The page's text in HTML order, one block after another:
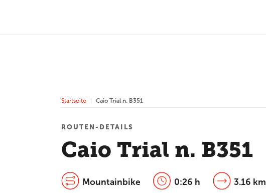
Startseite Caio Trial n. B351
Caio Trial n. B351
ROUTEN-DETAILS
Mountainbike 0:26 h 3.16 km